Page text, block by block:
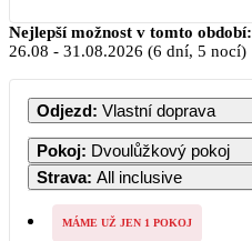
Nejlepší možnost v tomto období:
26.08 - 31.08.2026 (6 dní, 5 nocí)
Odjezd: Vlastní doprava
Pokoj: Dvoulůžkový pokoj
Strava: All inclusive
MÁME UŽ JEN 1 POKOJ